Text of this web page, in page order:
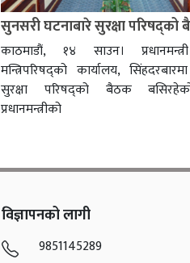
सुनसरी घटनाबारे सुरक्षा परिषद्को
काठमाडौं, १४ साउन।
मन्त्रिपरिषद्को कार्यालय, सिंहदरबारमा
सुरक्षा परिषद्को बैठक
प्रधानमन्त्रीको
विज्ञापनको लागी
9851145289